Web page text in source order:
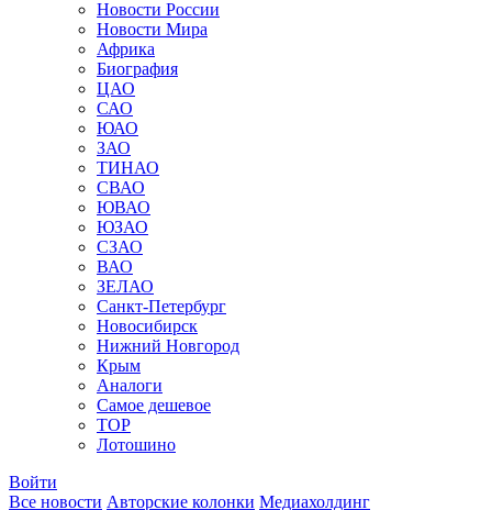
Новости России
Новости Мира
Африка
Биография
ЦАО
САО
ЮАО
ЗАО
ТИНАО
СВАО
ЮВАО
ЮЗАО
СЗАО
ВАО
ЗЕЛАО
Санкт-Петербург
Новосибирск
Нижний Новгород
Крым
Аналоги
Самое дешевое
TOP
Лотошино
Войти
Все новости Авторские колонки Медиахолдинг